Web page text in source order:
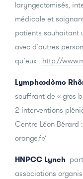
laryngectomisés,
médicale et
patients souhaitant
avec d’autres
qu’eux : http://
Lymphœdème
souffrant de « gros
2 interventions
Centre Léon Bérard :
orange.fr/
HNPCC Lynch
associations